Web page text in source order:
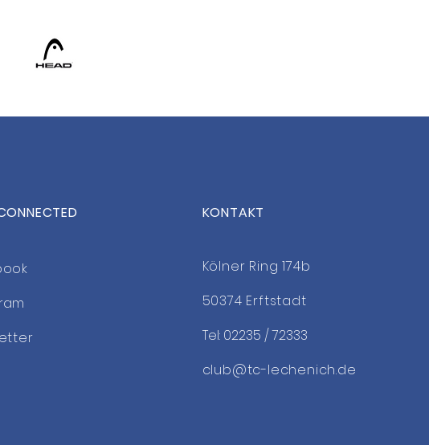
KONTAKT
Kölner Ring 174b
50374 Erftstadt
Tel: 02235 / 72333
club@tc-lechenich.de